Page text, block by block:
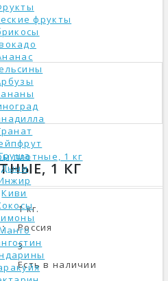
фрукты
Дыни
Киви
1 КГ
1 кг.
Россия
3
Есть в наличии